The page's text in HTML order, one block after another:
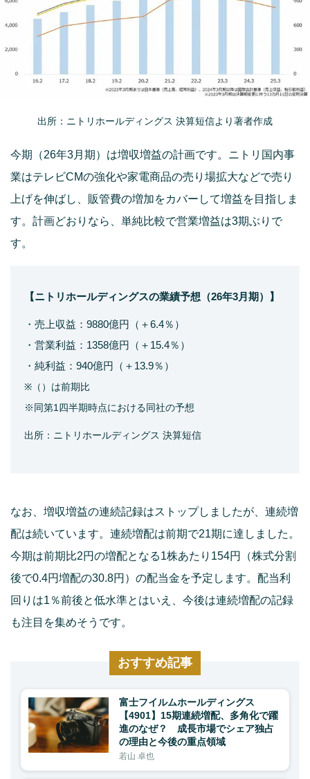
出所：ニトリホールディングス 決算短信より著者作成
今期（26年3月期）は増収増益の計画です。ニトリ国内事
業はテレビCMの強化や家電商品の売り場拡大などで売り
上げを伸ばし、販管費の増加をカバーして増益を目指しま
す。計画どおりなら、単純比較で営業増益は3期ぶりで
す。
【ニトリホールディングスの業績予想（26年3月期）】
・売上収益：9880億円（＋6.4％）
・営業利益：1358億円（＋15.4％）
・純利益：940億円（＋13.9％）
※（）は前期比
※同第1四半期時点における同社の予想
出所：ニトリホールディングス 決算短信
なお、増収増益の連続記録はストップしましたが、連続増
配は続いています。連続増配は前期で21期に達しました。
今期は前期比2円の増配となる1株あたり154円（株式分割
後で0.4円増配の30.8円）の配当金を予定します。配当利
回りは1％前後と低水準とはいえ、今後は連続増配の記録
も注目を集めそうです。
おすすめ記事
富士フイルムホールディングス
【4901】15期連続増配、多角化で躍
進のなぜ？ 成長市場でシェア独占
の理由と今後の重点領域
若山 卓也